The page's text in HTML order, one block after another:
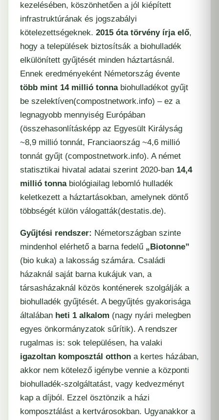
kezelésében, köszönhetően a jól kiépített
infrastruktúrának és jogszabályi
kötelezettségeknek. 2015 óta törvény írja elő,
hogy a települések biztosítsák a biohulladék
elkülönített gyűjtését minden háztartásnál.
Ennek eredményeként Németország évente
több mint 14 millió tonnabiohulladékot gyűjt
be szelektíven​(compostnetwork.info) – ez a
legnagyobb mennyiség Európában
(összehasonlításképp az Egyesült Királyság
~8,9 millió tonnát, Franciaország ~4,6 millió
tonnát gyűjt (​compostnetwork.info). A német
statisztikai hivatal adatai szerint 2020-ban 14,4
millió tonnabiológiailag lebomló hulladék
keletkezett a háztartásokban, amelynek döntő
többségét külön válogatták​(destatis.de).
Gyűjtési rendszer: Németországban szinte
mindenhol elérhető a barna fedelű „Biotonne”
(bio kuka) a lakosság számára. Családi
házaknál saját barna kukájuk van, a
társasházaknál közös konténerek szolgálják a
biohulladék gyűjtését. A begyűjtés gyakorisága
általában heti 1 alkalom (nagy nyári melegben
egyes önkormányzatok sűrítik). A rendszer
rugalmas is: sok településen, ha valaki
igazoltan komposztál otthon a kertes házában,
akkor nem kötelező igénybe vennie a központi
biohulladék-szolgáltatást, vagy kedvezményt
kap a díjból. Ezzel ösztönzik a házi
komposztálást a kertvárosokban. Ugyanakkor a